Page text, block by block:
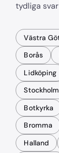
tydliga
Västra
Borås
Lidköping
Stockholm
Botkyrka
Bromma
Halland